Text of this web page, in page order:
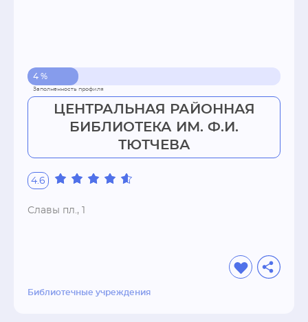
4 %
ЦЕНТРАЛЬНАЯ РАЙОННАЯ
БИБЛИОТЕКА ИМ. Ф.И.
ТЮТЧЕВА
4.6
Славы пл., 1
Библиотечные учреждения